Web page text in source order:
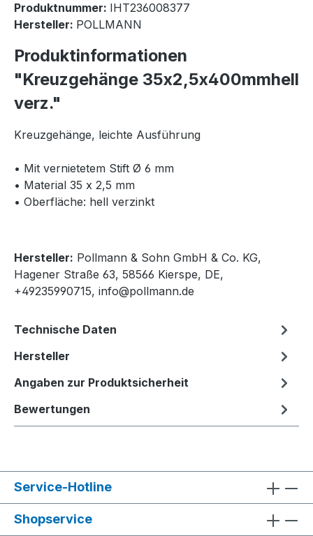
Produktnummer: IHT236008377
Hersteller: POLLMANN
Produktinformationen
"Kreuzgehänge 35x2,5x400mmhell
verz."
Kreuzgehänge, leichte Ausführung
• Mit vernietetem Stift Ø 6 mm
• Material 35 x 2,5 mm
• Oberfläche: hell verzinkt
Hersteller: Pollmann & Sohn GmbH & Co. KG,
Hagener Straße 63, 58566 Kierspe, DE,
+49235990715, info@pollmann.de
Technische Daten
Hersteller
Angaben zur Produktsicherheit
Bewertungen
Service-Hotline
Shopservice